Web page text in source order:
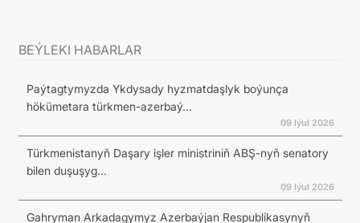
BEÝLEKI HABARLAR
Paýtagtymyzda Ykdysady hyzmatdaşlyk boýunça
hökümetara türkmen-azerbaý...
09 Iýul 2026
Türkmenistanyň Daşary işler ministriniň ABŞ-nyň senatory
bilen duşuşyg...
09 Iýul 2026
Gahryman Arkadagymyz Azerbaýjan Respublikasynyň